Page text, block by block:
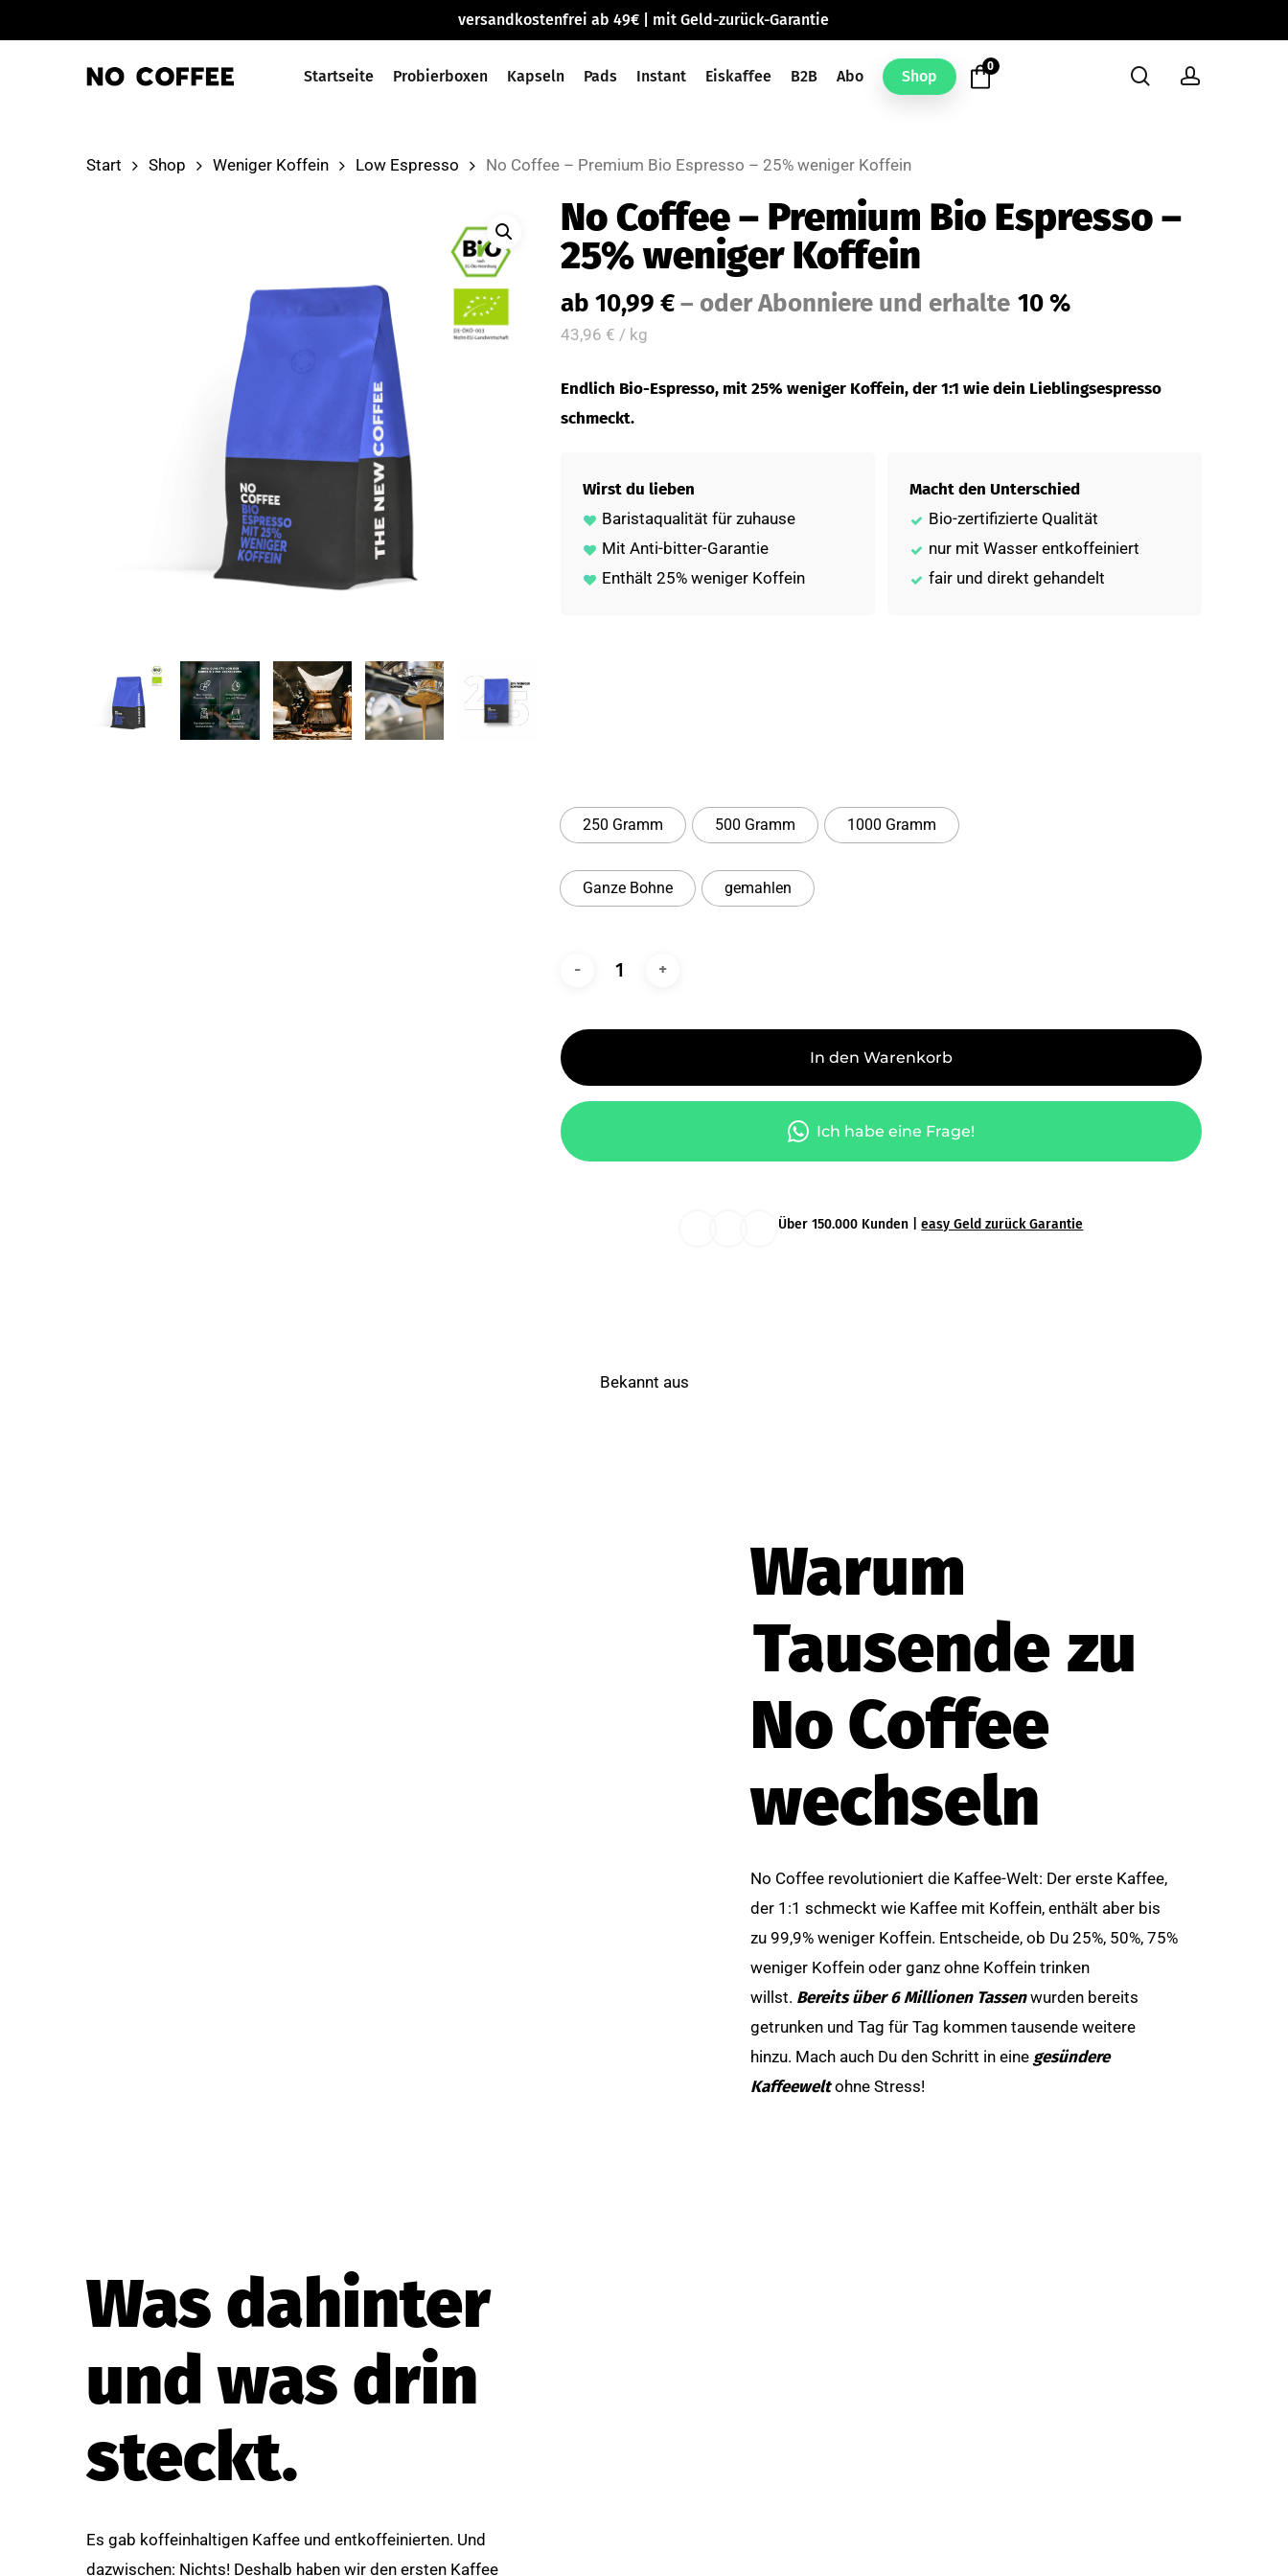
to
versandkostenfrei ab 49€ | mit Geld-zurück-Garantie
Enter zum Suchen oder ESC zum Schließen
Startseite Probierboxen Kapseln Pads Instant Eiskaffee B2B Abo Shop
0 searchaccount
Start Shop Weniger Koffein Low Espresso No Coffee – Premium Bio Espresso – 25% weniger Koffein
No Coffee – Premium Bio Espresso –
25% weniger Koffein
ab 10,99 € – oder Abonniere und erhalte 10 %
43,96 € / kg
Endlich Bio-Espresso, mit 25% weniger Koffein, der 1:1 wie dein Lieblingsespresso
schmeckt.
Wirst du lieben
Baristaqualität für zuhause
Mit Anti-bitter-Garantie
Enthält 25% weniger Koffein
Macht den Unterschied
Bio-zertifizierte Qualität
nur mit Wasser entkoffeiniert
fair und direkt gehandelt
250 Gramm 500 Gramm 1000 Gramm
Ganze Bohne gemahlen
In den Warenkorb
Ich habe eine Frage!
Über 150.000 Kunden |easy Geld zurück Garantie
Bekannt aus
Warum
Tausende zu
No Coffee
wechseln
No Coffee revolutioniert die Kaffee-Welt: Der erste Kaffee,
der 1:1 schmeckt wie Kaffee mit Koffein, enthält aber bis
zu 99,9% weniger Koffein. Entscheide, ob Du 25%, 50%, 75%
weniger Koffein oder ganz ohne Koffein trinken
willst. Bereits über 6 Millionen Tassenwurden bereits
getrunken und Tag für Tag kommen tausende weitere
hinzu. Mach auch Du den Schritt in eine gesündere
Kaffeeweltohne Stress!
Was dahinter
und was drin
steckt.
Es gab koffeinhaltigen Kaffee und entkoffeinierten. Und
dazwischen: Nichts! Deshalb haben wir den ersten Kaffee